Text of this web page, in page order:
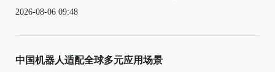
2026-08-06 09:48
中国机器人适配全球多元应用场景